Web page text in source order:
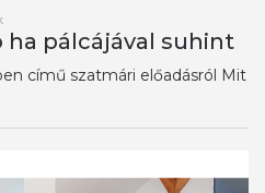
ha pálcájával suhint
című szatmári előadásról Mit